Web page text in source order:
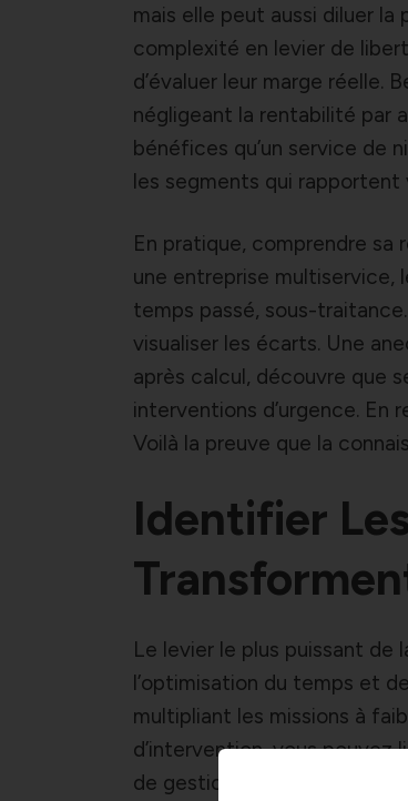
mais elle peut aussi diluer
complexité en levier de
d’évaluer leur marge réelle.
négligeant la rentabilité par
bénéfices qu’un service de
les segments qui rapportent
En pratique, comprendre sa
une entreprise multiservice,
temps passé, sous-
visualiser les écarts. Une
après calcul, découvre que
interventions d’urgence. En
Voilà la preuve que la
Identifier
Le levier le plus puissant de
l’optimisation du temps et
multipliant les missions à
d’intervention, vous pouvez
de gestion connectés et